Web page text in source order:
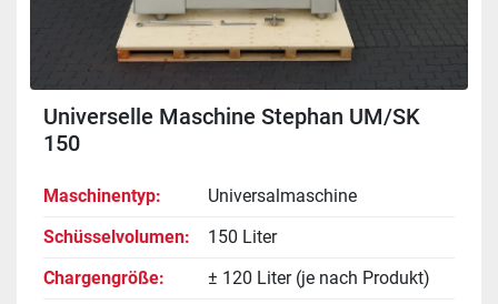
Universelle Maschine Stephan UM/SK
150
Maschinentyp
Universalmaschine
Schüsselvolumen
150 Liter
Chargengröße
± 120 Liter (je nach Produkt)